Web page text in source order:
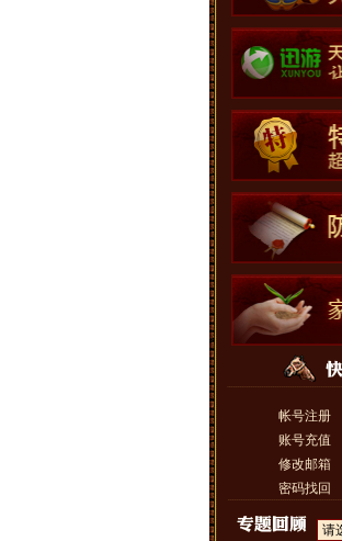
帐号注册
账号充值
修改邮箱
密码找回